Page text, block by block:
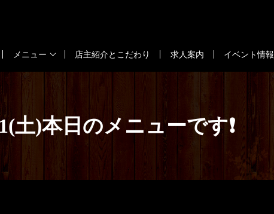
メニュー 店主紹介とこだわり 求人案内 イベント情報
土)本日のメニューです❗